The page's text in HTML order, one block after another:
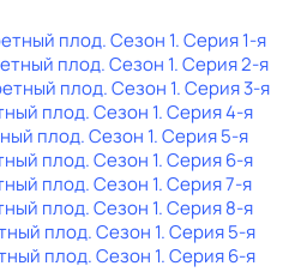
плод. Сезон 1. Серия 1-я
плод. Сезон 1. Серия 2-я
плод. Сезон 1. Серия 3-я
плод. Сезон 1. Серия 4-я
плод. Сезон 1. Серия 5-я
плод. Сезон 1. Серия 6-я
плод. Сезон 1. Серия 7-я
плод. Сезон 1. Серия 8-я
плод. Сезон 1. Серия 5-я
плод. Сезон 1. Серия 6-я